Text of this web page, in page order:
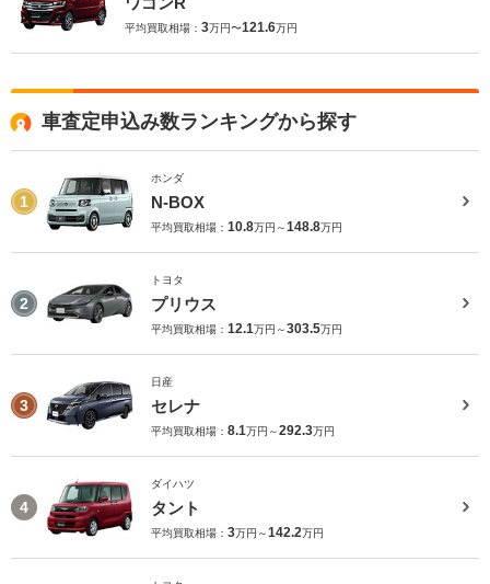
平均買取相場： 3万円〜121.6万円
車査定申込み数ランキングから探す
1
ホンダ
N-BOX
平均買取相場： 10.8万円～148.8万円
2
トヨタ
プリウス
平均買取相場： 12.1万円～303.5万円
3
日産
セレナ
平均買取相場： 8.1万円～292.3万円
4
ダイハツ
タント
平均買取相場： 3万円～142.2万円